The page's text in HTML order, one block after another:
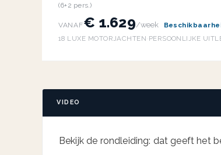
(6+2 pers.)
VANAF€ 1.629/week
18 LUXE MOTORJACHTEN· PERSOONLIJKE
VIDEO
Bekijk de rondleiding: dat geeft het